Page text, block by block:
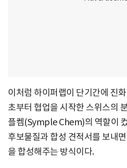
이처럼 하이퍼랩이 단기간에 진
초부터 협업을 시작한 스위스의
플켐(Symple Chem)의 역할이
후보물질과 합성 견적서를 보내
을 합성해주는 방식이다.